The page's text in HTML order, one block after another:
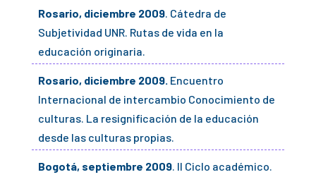
Rosario, diciembre 2009. Cátedra de
Subjetividad UNR. Rutas de vida en la
educación originaria.
Rosario, diciembre 2009. Encuentro
Internacional de intercambio Conocimiento de
culturas. La resignificación de la educación
desde las culturas propias.
Bogotá, septiembre 2009. II Ciclo académico.